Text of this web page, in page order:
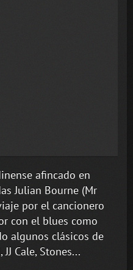
afincado en
Julian Bourne (Mr
por el cancionero
con el blues como
algunos clásicos de
Cale, Stones...